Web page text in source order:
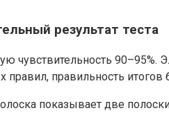
результат теста
90–95%.
правильность итогов
показывает две